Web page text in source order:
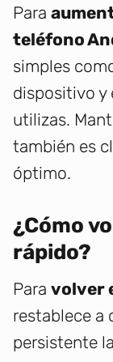
Para
teléfono
simples
dispositivo y
utilizas.
también es
óptimo.
¿Cómo
rápido?
Para volver
restablece a
persistente